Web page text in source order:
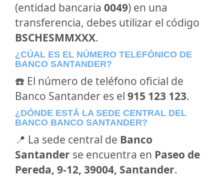
(entidad bancaria 0049) en una
transferencia, debes utilizar el código
BSCHESMMXXX.
¿CÚAL ES EL NÚMERO TELEFÓNICO DE
BANCO SANTANDER?
☎️ El número de teléfono oficial de
Banco Santander es el 915 123 123.
¿DÓNDE ESTÁ LA SEDE CENTRAL DEL
BANCO BANCO SANTANDER?
📍 La sede central de Banco
Santander se encuentra en Paseo de
Pereda, 9-12, 39004, Santander.